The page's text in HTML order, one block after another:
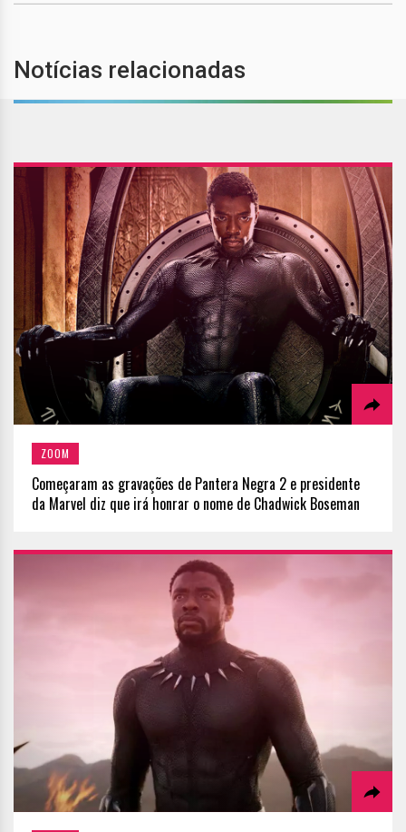
Notícias relacionadas
ZOOM
Começaram as gravações de Pantera Negra 2 e presidente
da Marvel diz que irá honrar o nome de Chadwick Boseman